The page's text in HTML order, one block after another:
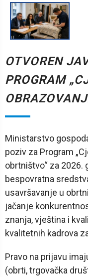
OTVOREN
PROGRAM
Ministarstvo
poziv za Program
obrtništvo“ za
bespovratna
usavršavanje u
jačanje
znanja, vještina i
kvalitetnih kadrova
Pravo na prijavu
(obrti, trgovačka